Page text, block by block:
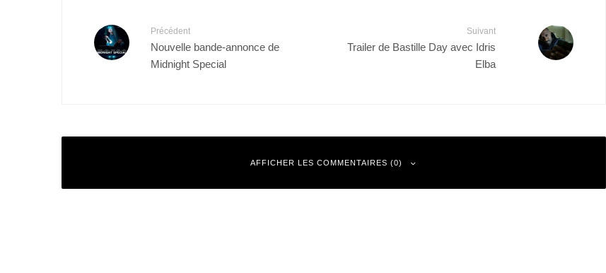
Précédent
Nouvelle bande-annonce de
Midnight Special
Suivant
Trailer de Bastille Day avec Idris
Elba
AFFICHER LES COMMENTAIRES (0)